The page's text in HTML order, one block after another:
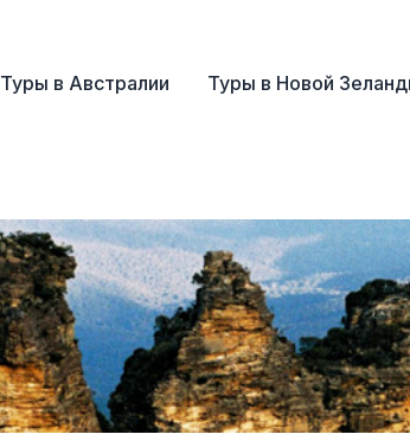
Туры в Австралии Туры в Новой